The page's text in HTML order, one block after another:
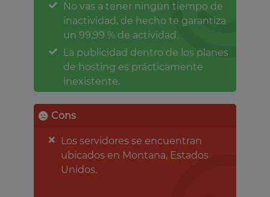
No vas a tener ningún tiempo de
inactividad, de hecho te garantiza
un 99,99 % de actividad.
La publicidad dentro de los planes
de hosting es prácticamente
inexistente.
Cons
Los servidores se encuentran
ubicados en Montana, Estados
Unidos.